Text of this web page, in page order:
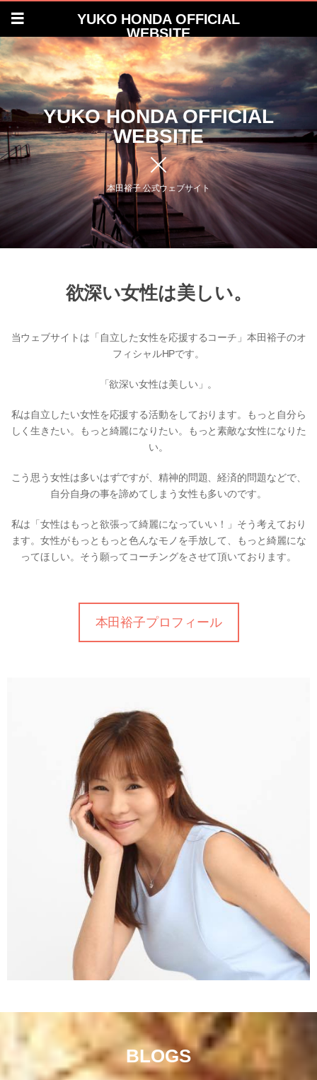
YUKO HONDA OFFICIAL
WEBSITE
YUKO HONDA OFFICIAL
WEBSITE
本田裕子 公式ウェブサイト
欲深い女性は美しい。
当ウェブサイトは「自立した女性を応援するコーチ」本田裕子のオ
フィシャルHPです。
「欲深い女性は美しい」。
私は自立したい女性を応援する活動をしております。もっと自分ら
しく生きたい。もっと綺麗になりたい。もっと素敵な女性になりた
い。
こう思う女性は多いはずですが、精神的問題、経済的問題などで、
自分自身の事を諦めてしまう女性も多いのです。
私は「女性はもっと欲張って綺麗になっていい！」そう考えており
ます。女性がもっともっと色んなモノを手放して、もっと綺麗にな
ってほしい。そう願ってコーチングをさせて頂いております。
本田裕子プロフィール
BLOGS